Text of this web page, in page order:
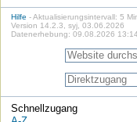
Hilfe - Aktualisierungsintervall: 5
Version 14.2.3, syj, 03.06.2026
Datenerhebung: 09.08.2026
Schnellzugang